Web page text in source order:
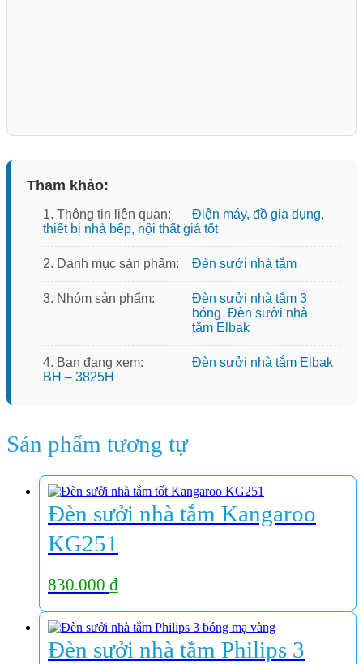
Tham khảo:
1. Thông tin liên quan:
Điện máy, đồ gia dụng,
thiết bị nhà bếp, nội thất giá tốt
2. Danh mục sản phẩm: Đèn sưởi nhà tắm
3. Nhóm sản phẩm:
Đèn sưởi nhà tắm 3
bóng Đèn sưởi nhà
tắm Elbak
4. Bạn đang xem:
Đèn sưởi nhà tắm Elbak
BH – 3825H
Sản phẩm tương tự
Đèn sưởi nhà tắm Kangaroo
KG251
830.000 ₫
Đèn sưởi nhà tắm Philips 3